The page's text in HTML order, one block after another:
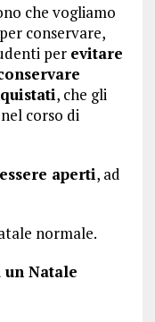
che vogliamo
conservare,
per evitare
, che gli
corso di
aperti, ad
normale.
Natale